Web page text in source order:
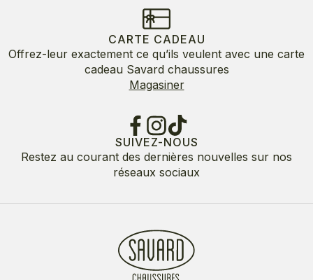
CARTE CADEAU
Offrez-leur exactement ce qu’ils veulent avec une carte
cadeau Savard chaussures
Magasiner
SUIVEZ-NOUS
Restez au courant des dernières nouvelles sur nos
réseaux sociaux